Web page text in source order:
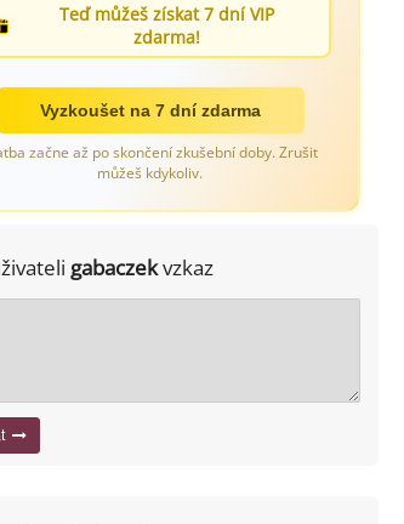
Teď můžeš získat 7 dní VIP
zdarma!
Vyzkoušet na 7 dní zdarma
začne až po skončení zkušební doby. Zrušit
můžeš kdykoliv.
gabaczekvzkaz